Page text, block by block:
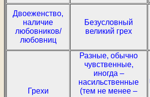
Двоеженство,
наличие
любовников/
любовниц
Безусловный
великий грех
Грехи
Разные, обычно
чувственные,
иногда –
насильственные
(тем не менее –